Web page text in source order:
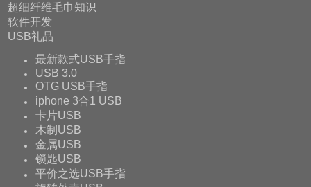
超细纤维毛巾知识
软件开发
USB礼品
最新款式USB手指
USB 3.0
OTG USB手指
iphone 3合1 USB
卡片USB
木制USB
金属USB
锁匙USB
平价之选USB手指